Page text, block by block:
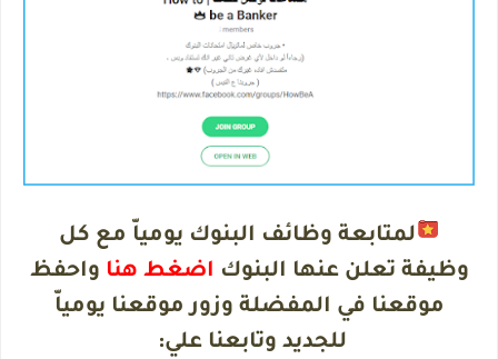
لمتابعة وظائف البنوك يومياّ مع كل
وظيفة تعلن عنها البنوك اضغط هنا واحفظ
موقعنا في المفضلة وزور موقعنا يومياّ
للجديد وتابعنا علي: